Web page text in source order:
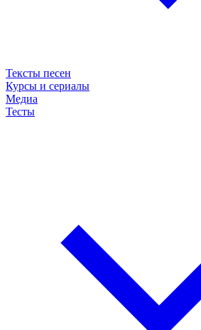
Тексты песен
Курсы и сериалы
Медиа
Тесты